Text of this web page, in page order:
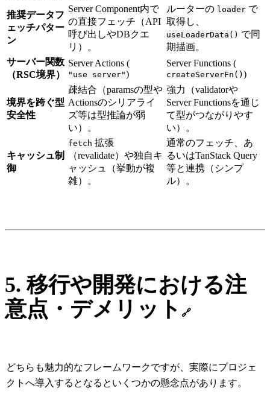
推奨データフ
ェッチパター
ン
Server Component内で
の直接フェッチ（API
呼び出しやDBクエ
リ）。
ルーターの loader で
取得し、
useLoaderData() で同
期描画。
サーバー関数
（RSC境界）
Server Actions (
"use server")
Server Functions (
createServerFn() )
境界を跨ぐ型
安全性
疎結合（paramsの型や
Actionsのシリアライ
ズ等は型推論が弱
い）。
強力（validatorや
Server Functionsを通じ
て型がつながりやす
い）。
キャッシュ制
御
fetch 拡張
（revalidate）や独自キ
ャッシュ（挙動が複
雑）。
通常のフェッチ、あ
るいはTanStack Query
等と連携（シンプ
ル）。
5. 移行や開発における注
意点・デメリット 🔗
どちらも魅力的なフレームワークですが、実際にプロジェ
クトへ導入するとなるといくつかの懸念点があります。